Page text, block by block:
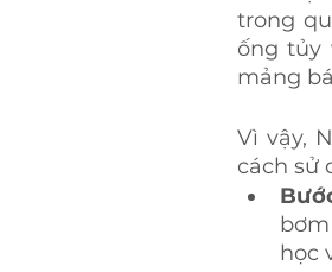
trong
ống tủy
mảng
Vì vậy,
cách sử
học